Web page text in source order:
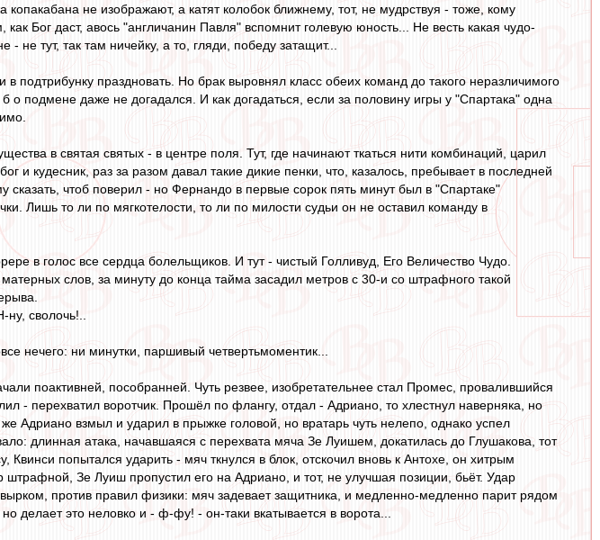
не изображают, а катят колобок ближнему, тот, не мудрствуя - тоже, кому
Бог даст, авось "англичанин Павля" вспомнит голевую юность... Не весть какая чудо-
тут, так там ничейку, а то, гляди, победу затащит...
подтрибунку праздновать. Но брак выровнял класс обеих команд до такого неразличимого
подмене даже не догадался. И как догадаться, если за половину игры у "Спартака" одна
в святая святых - в центре поля. Тут, где начинают ткаться нити комбинаций, царил
и кудесник, раз за разом давал такие дикие пенки, что, казалось, пребывает в последней
сказать, чтоб поверил - но Фернандо в первые сорок пять минут был в "Спартаке"
Лишь то ли по мягкотелости, то ли по милости судьи он не оставил команду в
в голос все сердца болельщиков. И тут - чистый Голливуд, Его Величество Чудо.
слов, за минуту до конца тайма засадил метров с 30-и со штрафного такой
сволочь!..
нечего: ни минутки, паршивый четвертьмоментик...
поактивней, пособранней. Чуть резвее, изобретательнее стал Промес, провалившийся
- перехватил воротчик. Прошёл по флангу, отдал - Адриано, то хлестнул наверняка, но
Адриано взмыл и ударил в прыжке головой, но вратарь чуть нелепо, однако успел
длинная атака, начавшаяся с перехвата мяча Зе Луишем, докатилась до Глушакова, тот
попытался ударить - мяч ткнулся в блок, отскочил вновь к Антохе, он хитрым
Зе Луиш пропустил его на Адриано, и тот, не улучшая позиции, бьёт. Удар
против правил физики: мяч задевает защитника, и медленно-медленно парит рядом
делает это неловко и - ф-фу! - он-таки вкатывается в ворота...